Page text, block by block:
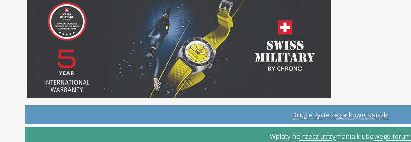
Drugie życie zegarkowej książki
Wpłaty na rzecz utrzymania klubowego forum